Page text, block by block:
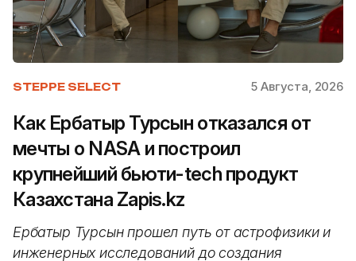
STEPPE SELECT 5 Августа, 2026
Как Ербатыр Турсын отказался от
мечты о NASA и построил
крупнейший бьюти-tech продукт
Казахстана Zapis.kz
Ербатыр Турсын прошел путь от астрофизики и
инженерных исследований до создания